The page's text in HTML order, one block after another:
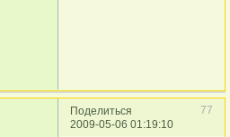
Поделиться
77
2009-05-06 01:19:10